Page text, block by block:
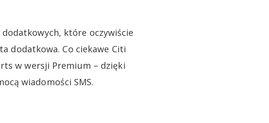
które oczywiście
dodatkowa. Co ciekawe Citi
w wersji Premium – dzięki
wiadomości SMS.